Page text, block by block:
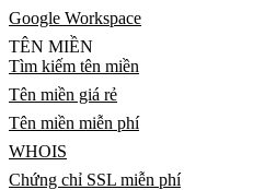
Google Workspace
TÊN MIỀN
Tìm kiếm tên miền
Tên miền giá rẻ
Tên miền miễn phí
WHOIS
Chứng chỉ SSL miễn phí